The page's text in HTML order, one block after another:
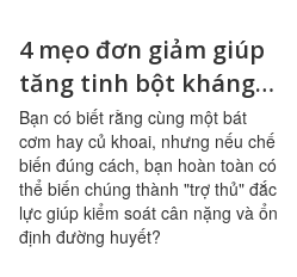
4 mẹo đơn giảm giúp
tăng tinh bột kháng
trong bữa ăn
Bạn có biết rằng cùng một bát
cơm hay củ khoai, nhưng nếu chế
biến đúng cách, bạn hoàn toàn có
thể biến chúng thành "trợ thủ" đắc
lực giúp kiểm soát cân nặng và ổn
định đường huyết?